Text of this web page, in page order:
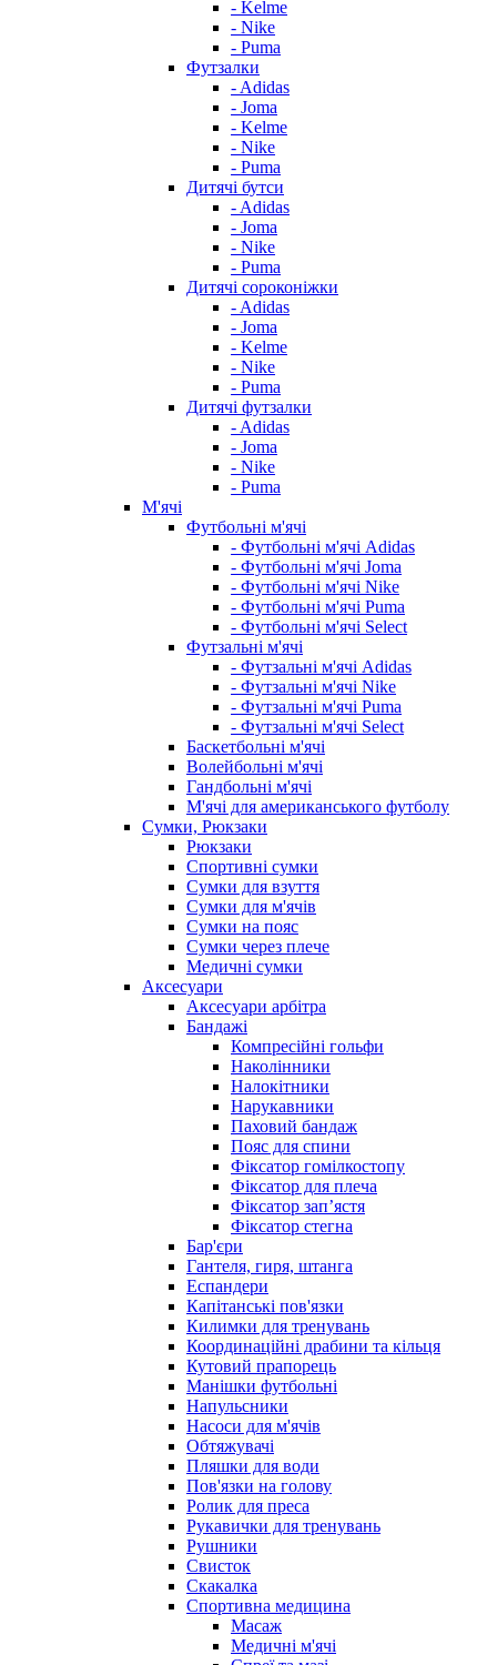
- Kelme
- Nike
- Puma
Футзалки
- Adidas
- Joma
- Kelme
- Nike
- Puma
Дитячі бутси
- Adidas
- Joma
- Nike
- Puma
Дитячі сороконіжки
- Adidas
- Joma
- Kelme
- Nike
- Puma
Дитячі футзалки
- Adidas
- Joma
- Nike
- Puma
М'ячі
Футбольні м'ячі
- Футбольні м'ячі Adidas
- Футбольні м'ячі Joma
- Футбольні м'ячі Nike
- Футбольні м'ячі Puma
- Футбольні м'ячі Select
Футзальні м'ячі
- Футзальні м'ячі Adidas
- Футзальні м'ячі Nike
- Футзальні м'ячі Puma
- Футзальні м'ячі Select
Баскетбольні м'ячі
Волейбольні м'ячі
Гандбольні м'ячі
М'ячі для американського футболу
Сумки, Рюкзаки
Рюкзаки
Спортивні сумки
Сумки для взуття
Сумки для м'ячів
Сумки на пояс
Сумки через плече
Медичні сумки
Аксесуари
Аксесуари арбітра
Бандажі
Компресійні гольфи
Наколінники
Налокітники
Нарукавники
Паховий бандаж
Пояс для спини
Фіксатор гомілкостопу
Фіксатор для плеча
Фіксатор запʼястя
Фіксатор стегна
Бар'єри
Гантеля, гиря, штанга
Еспандери
Капітанські пов'язки
Килимки для тренувань
Координаційні драбини та кільця
Кутовий прапорець
Манішки футбольні
Напульсники
Насоси для м'ячів
Обтяжувачі
Пляшки для води
Пов'язки на голову
Ролик для преса
Рукавички для тренувань
Рушники
Свисток
Скакалка
Спортивна медицина
Масаж
Медичні м'ячі